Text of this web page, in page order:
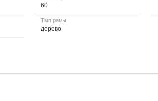
60
Тмп рамы:
дерево